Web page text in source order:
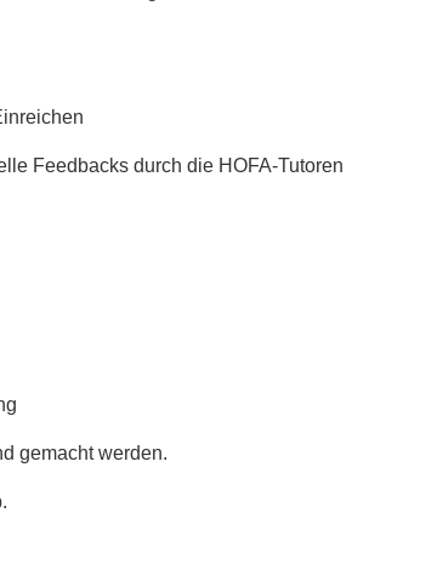
Feedbacks durch die HOFA-Tutoren
gemacht werden.